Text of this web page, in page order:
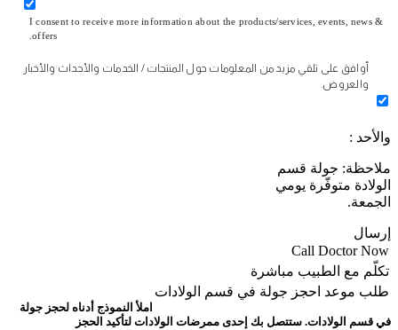
I consent to receive more information about the products/services, events, news &
offers.
أوافق على تلقي مزيد من المعلومات حول المنتجات / الخدمات والأحداث والأخبار
والعروض.
والأحد :
ملاحظة: جولة قسم
الولادة متوفّرة يومي
الجمعة.
إرسال
Call Doctor Now
تكلّم مع الطبيب مباشرة
طلب موعد احجز جولة في قسم الولادات
املأ النموذج أدناه لحجز جولة
في قسم الولادات. ستتصل بك إحدى ممرضات الولادات لتأكيد الحجز